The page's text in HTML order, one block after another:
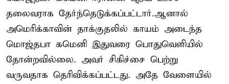
தலைவராக தேர்ந்தெடுக்கப்பட்டார்.ஆனால்
அமெரிக்காவின் தாக்குதலில் காயம் அடைந்த
மொஜ்தபா கமெனி இதுவரை பொதுவெளியில்
தோன்றவில்லை. அவர் சிகிச்சை பெற்று
வருவதாக தெரிவிக்கப்பட்டது. அதே வேளையில்